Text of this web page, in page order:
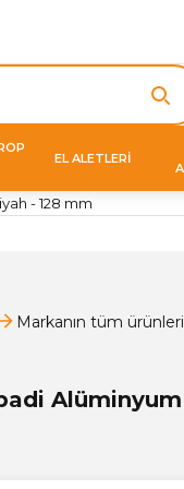
EL ALETLERİ
- 128 mm
Markanın tüm ürünleri